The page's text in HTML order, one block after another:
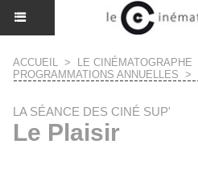
ACCUEIL > LE CINÉMATOGRAPHE
PROGRAMMATIONS ANNUELLES >
LA SÉANCE DES CINÉ SUP'
Le Plaisir